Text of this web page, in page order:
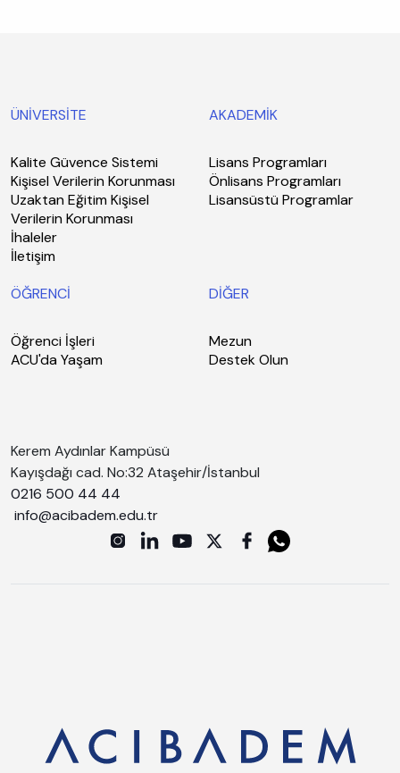
ÜNİVERSİTE
Kalite Güvence Sistemi
Kişisel Verilerin Korunması
Uzaktan Eğitim Kişisel
Verilerin Korunması
İhaleler
İletişim
AKADEMİK
Lisans Programları
Önlisans Programları
Lisansüstü Programlar
ÖĞRENCİ
Öğrenci İşleri
ACU'da Yaşam
DİĞER
Mezun
Destek Olun
Kerem Aydınlar Kampüsü
Kayışdağı cad. No:32 Ataşehir/İstanbul
0216 500 44 44
info@acibadem.edu.tr